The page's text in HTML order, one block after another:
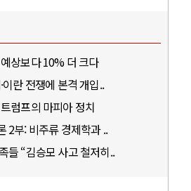
상보다 10% 더 크다
이란 전쟁에 본격 개입..
럼프의 마피아 정치
2부: 비주류 경제학과 ..
들 “김승모 사고 철저히..